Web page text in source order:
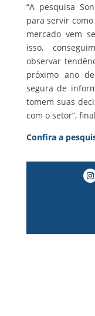
“A pesquisa
para servir
mercado vem
isso,
observar
próximo ano
segura de
tomem suas
com o setor”,
Confira a